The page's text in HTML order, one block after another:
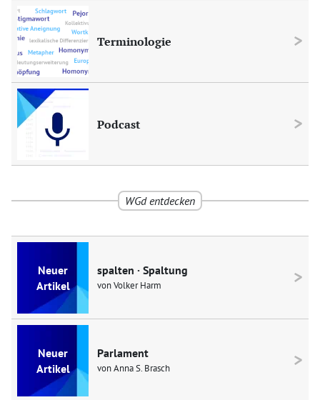
Terminologie
Podcast
WGdentdecken
spalten · Spaltung
von Volker Harm
Parlament
von Anna S. Brasch